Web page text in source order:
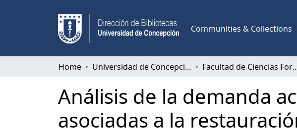
Communities & Collections
Home Universidad de Concepción Facultad de
Análisis de la demanda
asociadas a la